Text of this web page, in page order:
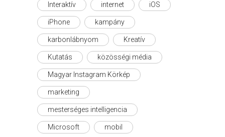
Interaktív internet iOS
iPhone kampány
karbonlábnyom Kreatív
Kutatás közösségi média
Magyar Instagram Körkép
marketing
mesterséges intelligencia
Microsoft mobil